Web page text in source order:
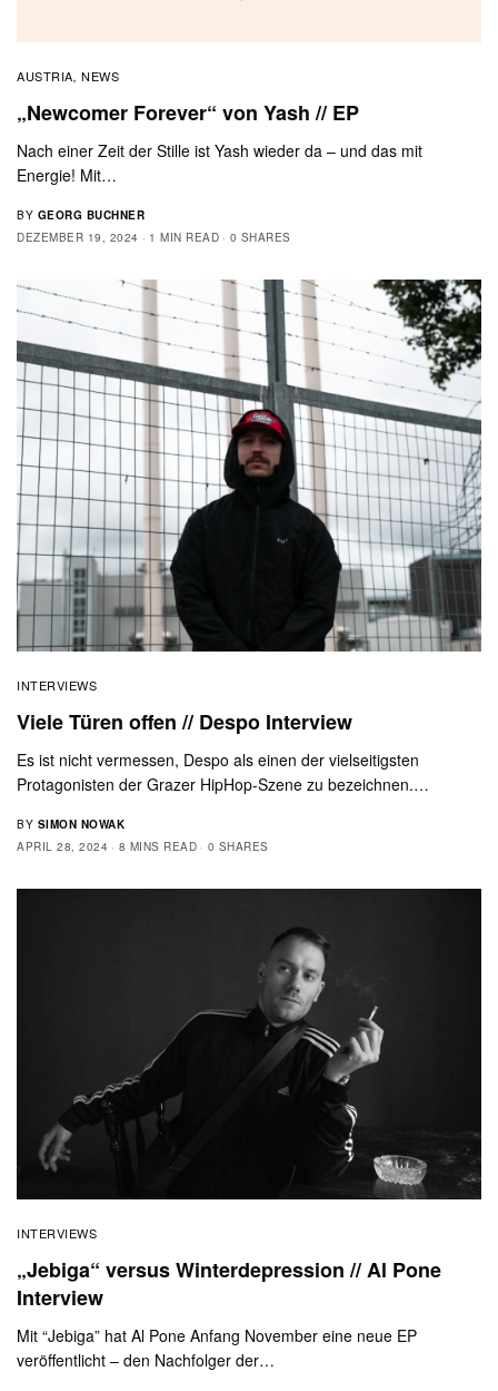
AUSTRIA, NEWS
„Newcomer Forever“ von Yash // EP
Nach einer Zeit der Stille ist Yash wieder da – und das mit
Energie! Mit…
BY GEORG BUCHNER
DEZEMBER 19, 2024
1 MIN READ 0 SHARES
INTERVIEWS
Viele Türen offen // Despo Interview
Es ist nicht vermessen, Despo als einen der vielseitigsten
Protagonisten der Grazer HipHop-Szene zu bezeichnen.…
BY SIMON NOWAK
APRIL 28, 2024
8 MINS READ 0 SHARES
INTERVIEWS
„Jebiga“ versus Winterdepression // Al Pone
Interview
Mit “Jebiga” hat Al Pone Anfang November eine neue EP
veröffentlicht – den Nachfolger der…